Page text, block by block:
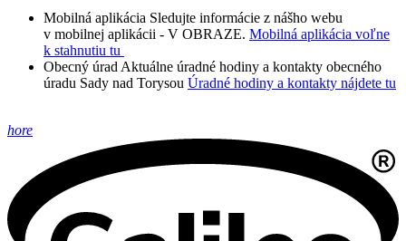
Mobilná aplikácia Sledujte informácie z nášho webu
v mobilnej aplikácii - V OBRAZE. Mobilná aplikácia voľne
k stahnutiu tu
Obecný úrad Aktuálne úradné hodiny a kontakty obecného
úradu Sady nad Torysou Úradné hodiny a kontakty nájdete tu
hore